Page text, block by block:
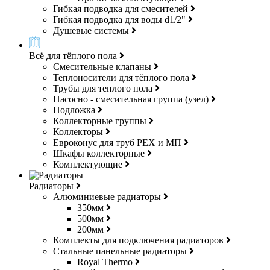
Гибкая подводка для смесителей
Гибкая подводка для воды d1/2"
Душевые системы
Всё для тёплого пола
Смесительные клапаны
Теплоносители для тёплого пола
Трубы для теплого пола
Насосно - смесительная группа (узел)
Подложка
Коллекторные группы
Коллекторы
Евроконус для труб РЕХ и МП
Шкафы коллекторные
Комплектующие
Радиаторы
Алюминиевые радиаторы
350мм
500мм
200мм
Комплекты для подключения радиаторов
Стальные панельные радиаторы
Royal Thermo